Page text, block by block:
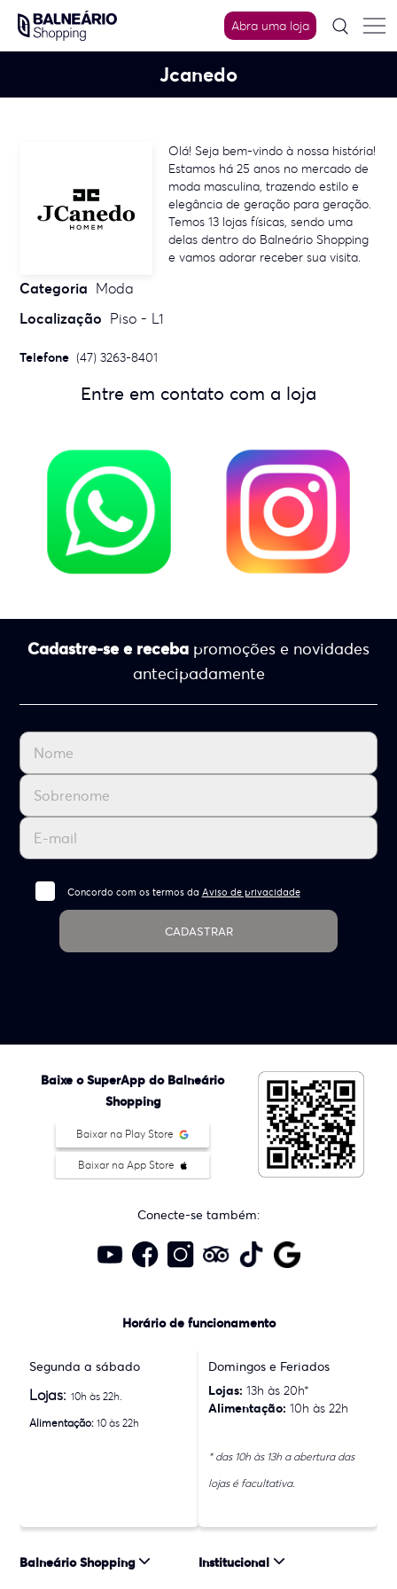
content
Abra uma loja
Jcanedo
Olá! Seja bem-vindo à nossa história!
Estamos há 25 anos no mercado de
moda masculina, trazendo estilo e
elegância de geração para geração.
Temos 13 lojas físicas, sendo uma
delas dentro do Balneário Shopping
e vamos adorar receber sua visita.
Categoria Moda
Localização Piso - L1
Telefone (47) 3263-8401
Entre em contato com a loja
Cadastre-se e receba promoções e novidades
antecipadamente
Concordo com os termos da Aviso de privacidade
CADASTRAR
Baixe o SuperApp do Balneário
Shopping
Baixar na Play Store
Baixar na App Store
Conecte-se também:
Horário de funcionamento
Segunda a sábado
Lojas:10h às 22h.
Alimentação: 10 às 22h
Domingos e Feriados
Lojas: 13h às 20h*
Alimentação: 10h às 22h
* das 10h às 13h a abertura das
lojas é facultativa.
Balneário Shopping Institucional